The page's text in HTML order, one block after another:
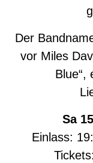
Der
vor Miles
Blue“,
Sa
Einlass: